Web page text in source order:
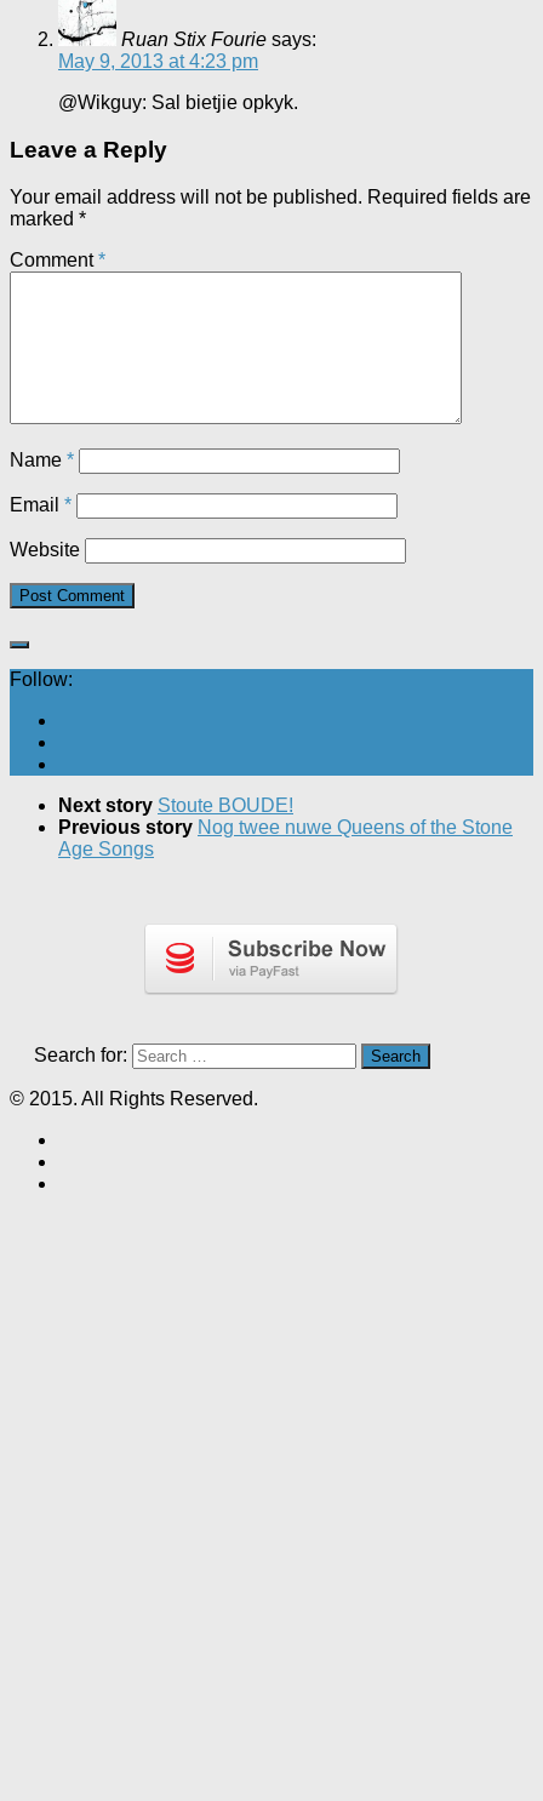
Ruan Stix Fourie says:
May 9, 2013 at 4:23 pm
@Wikguy: Sal bietjie opkyk.
Leave a Reply
Your email address will not be published. Required fields are
marked *
Comment*
Name *
Email *
Website
Follow:
Next story Stoute BOUDE!
Previous story Nog twee nuwe Queens of the Stone
Age Songs
Search for:
© 2015. All Rights Reserved.